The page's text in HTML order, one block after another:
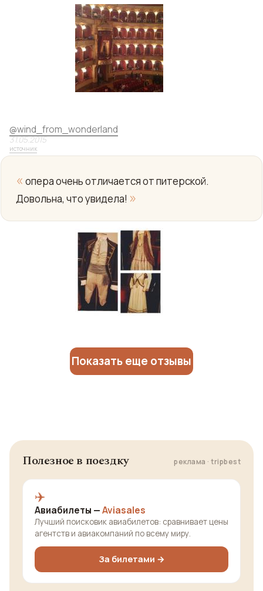
@wind_from_wonderland
31.05.2015
источник
« опера очень отличается от питерской.
Довольна, что увидела! »
Показать еще отзывы
Полезное в поездку реклама · tripbest
✈️
Авиабилеты —Aviasales
Лучший поисковик авиабилетов: сравнивает цены
агентств и авиакомпаний по всему миру.
За билетами →